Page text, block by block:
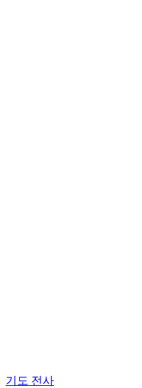
기도 전사